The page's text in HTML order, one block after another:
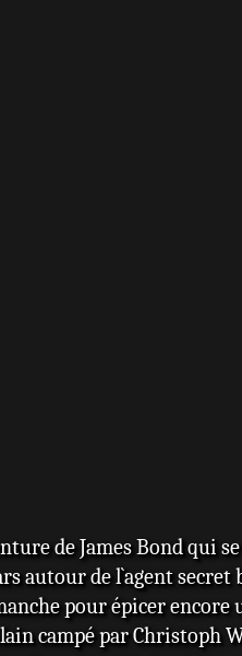
de James Bond qui
autour de l`agent
pour épicer
campé par Christoph